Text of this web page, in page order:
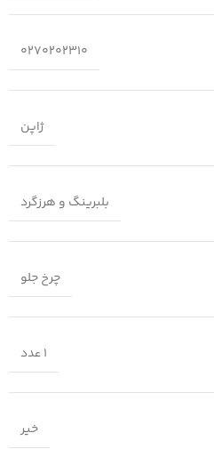
0270202310
ژاپن
بلبرینگ و هرزگرد
چرخ جلو
1 عدد
خیر